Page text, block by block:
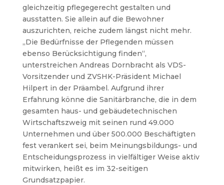
gleichzeitig pflegegerecht gestalten und
ausstatten. Sie allein auf die Bewohner
auszurichten, reiche zudem längst nicht mehr.
„Die Bedürfnisse der Pflegenden müssen
ebenso Berücksichtigung finden“,
unterstreichen Andreas Dornbracht als VDS-
Vorsitzender und ZVSHK-Präsident Michael
Hilpert in der Präambel. Aufgrund ihrer
Erfahrung könne die Sanitärbranche, die in dem
gesamten haus- und gebäudetechnischen
Wirtschaftszweig mit seinen rund 49.000
Unternehmen und über 500.000 Beschäftigten
fest verankert sei, beim Meinungsbildungs- und
Entscheidungsprozess in vielfältiger Weise aktiv
mitwirken, heißt es im 32-seitigen
Grundsatzpapier.